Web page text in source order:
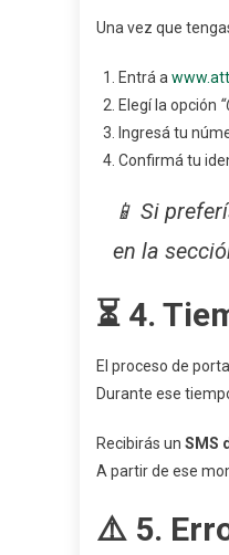
Una vez que
Entrá a
Elegí la opción
Ingresá tu
Confirmá tu
📱 Si
en la
⏳ 4.
El proceso de
Durante ese
Recibirás un SMS
A partir de ese
⚠️ 5.